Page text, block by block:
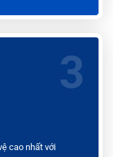
3
cao nhất với